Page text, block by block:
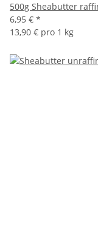
500g Sheabutter
6,95 € *
13,90 € pro 1 kg